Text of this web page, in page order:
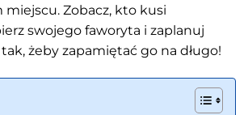
Zobacz, kto kusi
swojego faworyta i zaplanuj
żeby zapamiętać go na długo!